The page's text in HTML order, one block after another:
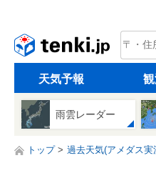
tenki.jp
天気予報 観
雨雲レーダー
トップ 過去天気(アメダス実